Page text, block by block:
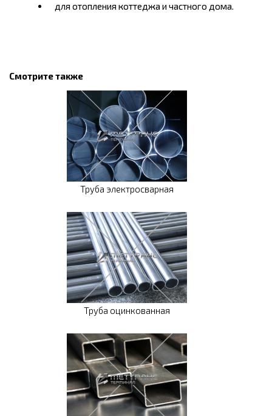
для отопления коттеджа и частного дома.
Смотрите также
Труба электросварная
Труба оцинкованная